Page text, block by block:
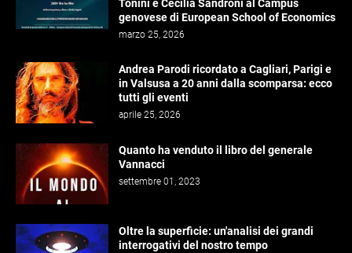
Tonini e Cecilia Sandroni al Campus
genovese di European School of Economics
marzo 25, 2026
Andrea Parodi ricordato a Cagliari, Parigi e
in Valsusa a 20 anni dalla scomparsa: ecco
tutti gli eventi
aprile 25, 2026
Quanto ha venduto il libro del generale
Vannacci
settembre 01, 2023
Oltre la superficie: un'analisi dei grandi
interrogativi del nostro tempo